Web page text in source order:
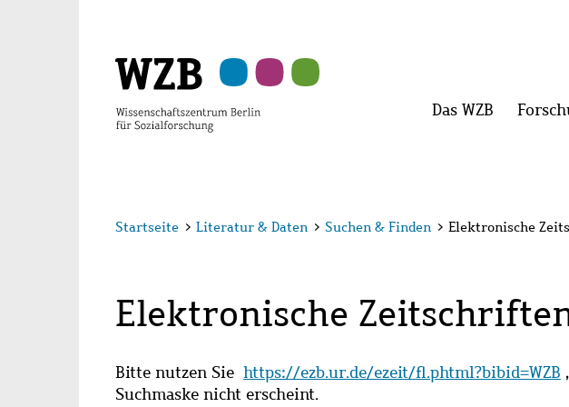
Hauptmenü
Das WZB Menü
Startseite > Literatur & Daten > Suchen & Finden > Elektronische
Elektronische
Bitte nutzen Sie https://ezb.ur.de/ezeit/fl.phtml?bibid=WZB
Suchmaske nicht erscheint.